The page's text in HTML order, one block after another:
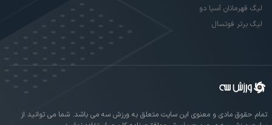
لیگ قهرمانان آسیا دو
لیگ برتر فوتسال
تمام حقوق مادی و معنوی این سایت متعلق به ورزش سه می باشد. شما می توانید از